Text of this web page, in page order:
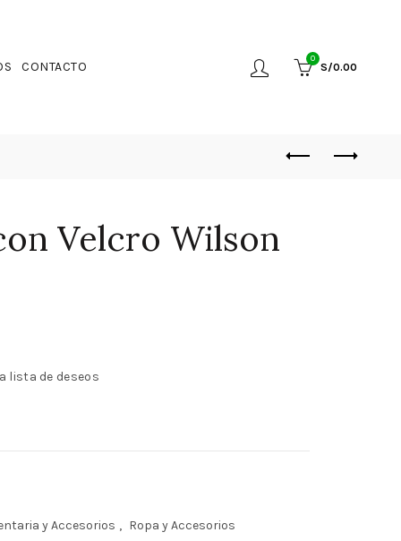
CONTACTO
0
S/0.00
Velcro Wilson
lista de deseos
y Accesorios , Ropa y Accesorios